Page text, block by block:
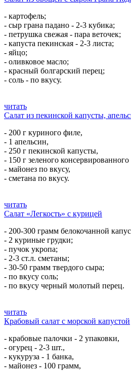
- картофель;
- сыр грана падано - 2-3 кубика;
- петрушка свежая - пара веточек;
- капуста пекинская - 2-3 листа;
- яйцо;
- оливковое масло;
- красный болгарский перец;
- соль - по вкусу.
читать
Салат из пекинской капусты,
- 200 г куриного филе,
- 1 апельсин,
- 250 г пекинской капусты,
- 150 г зеленого
- майонез по вкусу,
- сметана по вкусу.
читать
Салат «Легкость» с курицей
- 200-300 грамм белокочанной
- 2 куриные грудки;
- пучок укропа;
- 2-3 ст.л. сметаны;
- 30-50 грамм твердого сыра;
- по вкусу соль;
- по вкусу черный молотый перец.
читать
Крабовый салат с морской капустой
- крабовые палочки - 2 упаковки,
- огурец - 2-3 шт.,
- кукуруза - 1 банка,
- майонез - 100 грамм,